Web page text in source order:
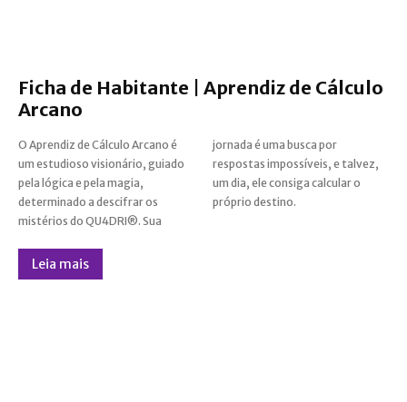
Ficha de Habitante | Aprendiz de Cálculo
Arcano
O Aprendiz de Cálculo Arcano é
um estudioso visionário, guiado
pela lógica e pela magia,
determinado a descifrar os
mistérios do QU4DRI®. Sua
jornada é uma busca por
respostas impossíveis, e talvez,
um dia, ele consiga calcular o
próprio destino.
Leia mais